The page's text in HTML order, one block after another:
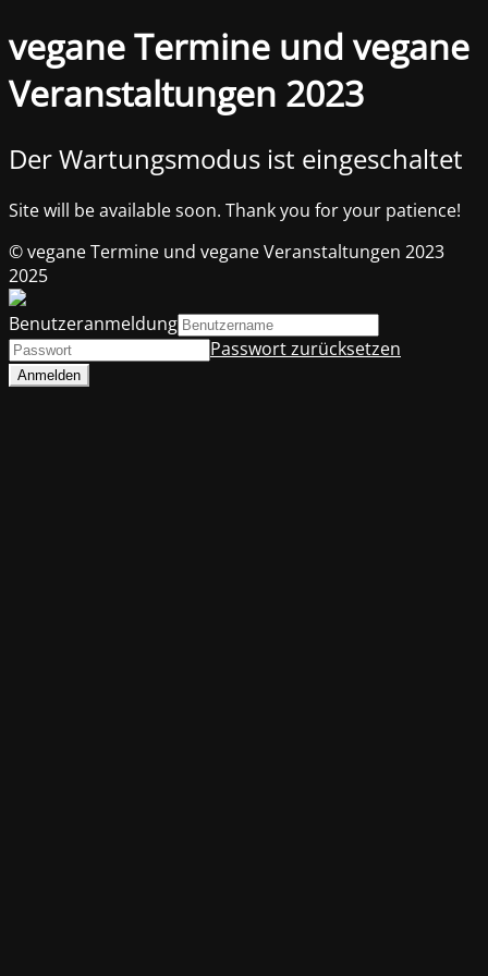
vegane Termine und vegane
Veranstaltungen 2023
Der Wartungsmodus ist eingeschaltet
Site will be available soon. Thank you for your patience!
© vegane Termine und vegane Veranstaltungen 2023
2025
Benutzeranmeldung
Passwort zurücksetzen